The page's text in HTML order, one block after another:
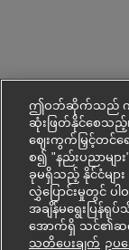
ဤဝဘ်ဆိုက်သည် ကျွ
ဆုံးဖြတ်နိုင်စေသည့်
ဈေးကွက်မြှင့်တင်ရေ
စ၍ "နည်းပညာမ
ခုမရှိသည့် နိုင်ငံမျာ
လွှဲပြောင်းမှုတွင် ပ
အချိန်မရွေးပြန်
အောက်ရှိ သင်၏ဆက်
သတိပေးချက် ဥပ‌